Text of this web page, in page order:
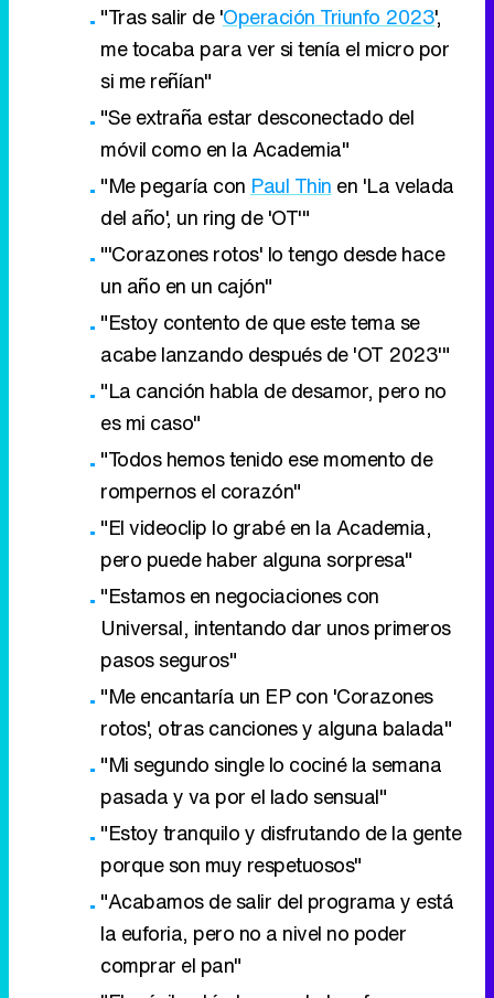
"Tras salir de 'Operación Triunfo 2023',
me tocaba para ver si tenía el micro por
si me reñían"
"Se extraña estar desconectado del
móvil como en la Academia"
"Me pegaría con Paul Thin en 'La velada
del año', un ring de 'OT'"
"'Corazones rotos' lo tengo desde hace
un año en un cajón"
"Estoy contento de que este tema se
acabe lanzando después de 'OT 2023'"
"La canción habla de desamor, pero no
es mi caso"
"Todos hemos tenido ese momento de
rompernos el corazón"
"El videoclip lo grabé en la Academia,
pero puede haber alguna sorpresa"
"Estamos en negociaciones con
Universal, intentando dar unos primeros
pasos seguros"
"Me encantaría un EP con 'Corazones
rotos', otras canciones y alguna balada"
"Mi segundo single lo cociné la semana
pasada y va por el lado sensual"
"Estoy tranquilo y disfrutando de la gente
porque son muy respetuosos"
"Acabamos de salir del programa y está
la euforia, pero no a nivel no poder
comprar el pan"